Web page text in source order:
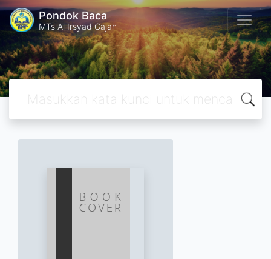
Pondok Baca
MTs Al Irsyad Gajah